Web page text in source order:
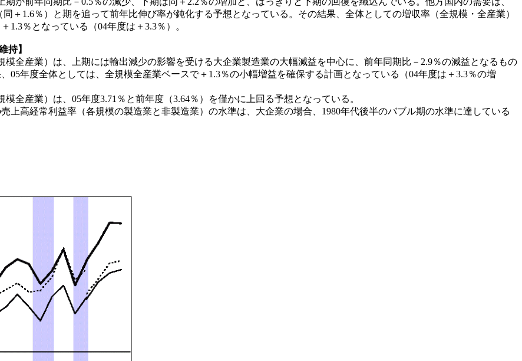
＋1.6％）と期を追って前年比伸び率が鈍化する予想となっている。その結果、全体としての増収率（全規模・全産業）
1.3％となっている（04年度は＋3.3％）。
持】
全産業）は、上期には輸出減少の影響を受ける大企業製造業の大幅減益を中心に、前年同期比－2.9％の減益となるもの
05年度全体としては、全規模全産業ベースで＋1.3％の小幅増益を確保する計画となっている（04年度は＋3.3％の増
全産業）は、05年度3.71％と前年度（3.64％）を僅かに上回る予想となっている。
上高経常利益率（各規模の製造業と非製造業）の水準は、大企業の場合、1980年代後半のバブル期の水準に達している